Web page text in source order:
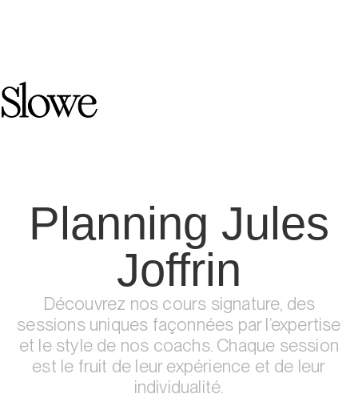
Planning Jules
Joffrin
Découvrez nos cours signature, des
sessions uniques façonnées par l’expertise
et le style de nos coachs. Chaque session
est le fruit de leur expérience et de leur
individualité.